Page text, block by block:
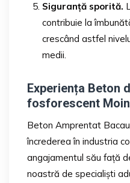
Siguranță sporită.
contribuie la
crescând astfel
medii.
Experiența Beton
fosforescent
Beton Amprentat
încrederea în industria
angajamentul său față
noastră de specialiști